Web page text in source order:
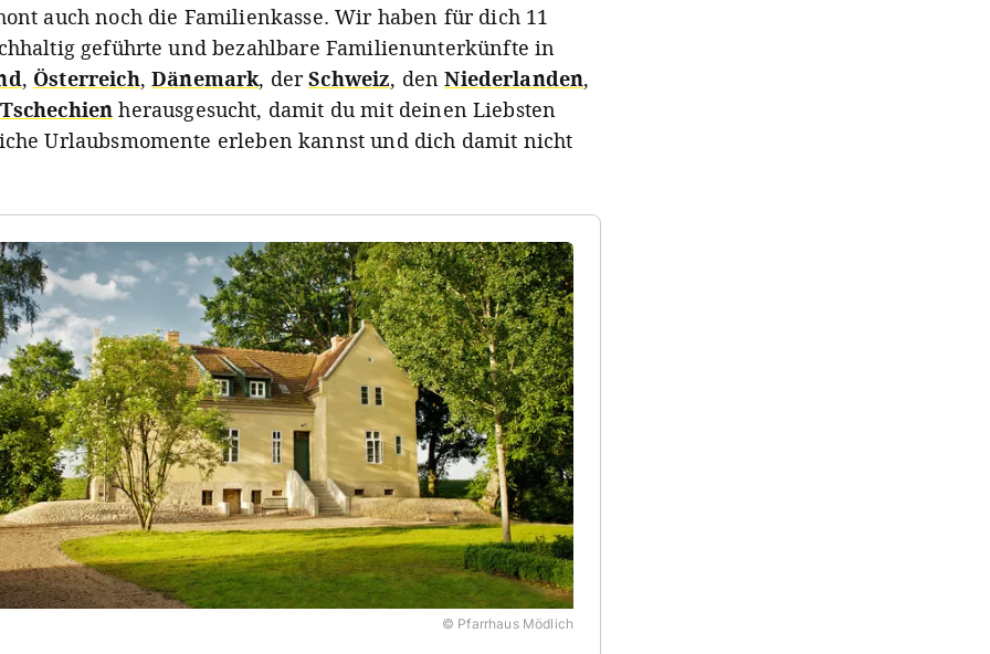
auch noch die Familienkasse. Wir haben für dich 11
geführte und bezahlbare Familienunterkünfte in
, Österreich,Dänemark, derSchweiz, denNiederlanden,
Tschechien herausgesucht, damit du mit deinen Liebsten
Urlaubsmomente erleben kannst und dich damit nicht
© Pfarrhaus Mödlich